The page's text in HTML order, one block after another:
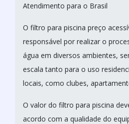
Atendimento para o Brasil
O filtro para piscina preço
responsável por realizar o
água em diversos ambientes,
escala tanto para o uso
locais, como clubes,
O valor do filtro para piscina
acordo com a qualidade do